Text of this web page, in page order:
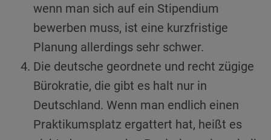
wenn man sich auf ein Stipendium
bewerben muss, ist eine kurzfristige
Planung allerdings sehr schwer.
Die deutsche geordnete und recht zügige
Bürokratie, die gibt es halt nur in
Deutschland. Wenn man endlich einen
Praktikumsplatz ergattert hat, heißt es